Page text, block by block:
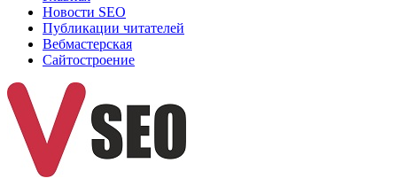
Новости SEO
Публикации читателей
Вебмастерская
Сайтостроение